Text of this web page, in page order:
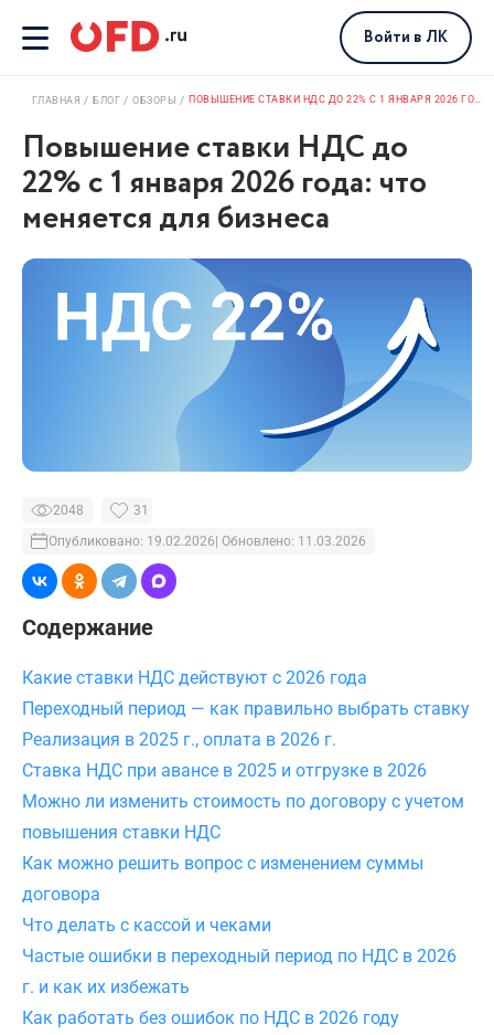
Войти в ЛК
ГЛАВНАЯ БЛОГ ОБЗОРЫ ПОВЫШЕНИЕ СТАВКИ НДС ДО 22% С 1 ЯНВАРЯ 2026 ГОДА: ЧТО МЕНЯЕТСЯ ДЛЯ БИЗНЕСА
Повышение ставки НДС до
22% с 1 января 2026 года: что
меняется для бизнеса
2048
Опубликовано: 19.02.2026 | Обновлено: 11.03.2026
31
Содержание
Какие ставки НДС действуют с 2026 года
Переходный период — как правильно выбрать ставку
Реализация в 2025 г., оплата в 2026 г.
Ставка НДС при авансе в 2025 и отгрузке в 2026
Можно ли изменить стоимость по договору с учетом
повышения ставки НДС
Как можно решить вопрос с изменением суммы
договора
Что делать с кассой и чеками
Частые ошибки в переходный период по НДС в 2026
г. и как их избежать
Как работать без ошибок по НДС в 2026 году